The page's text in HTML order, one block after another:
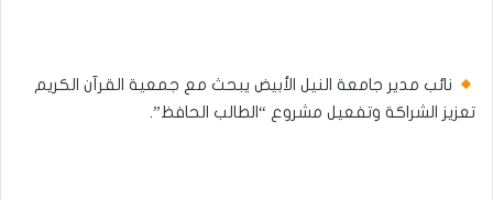
نائب مدير جامعة النيل الأبيض يبحث مع جمعية القرآن الكريم
تعزيز الشراكة وتفعيل مشروع “الطالب الحافظ”.